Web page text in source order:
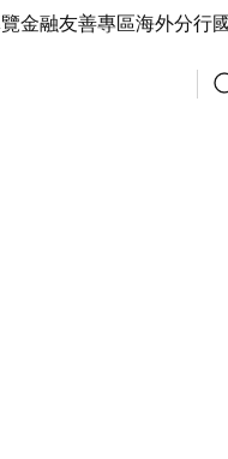
金融友善專區海外分行